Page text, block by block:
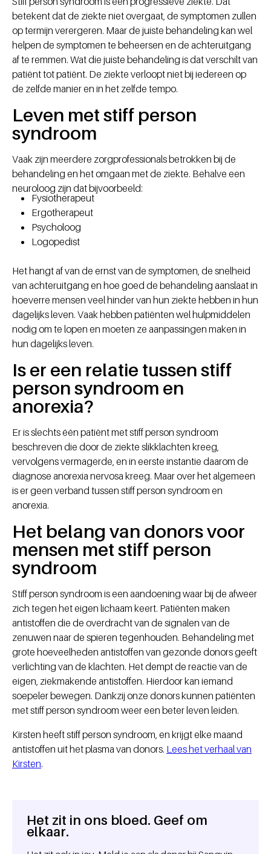
betekent dat de ziekte niet overgaat, de symptomen zullen
op termijn verergeren. Maar de juiste behandeling kan wel
helpen de symptomen te beheersen en de achteruitgang
af te remmen. Wat die juiste behandeling is dat verschilt van
patiënt tot patiënt. De ziekte verloopt niet bij iedereen op
de zelfde manier en in het zelfde tempo.
Leven met stiff person
syndroom
Vaak zijn meerdere zorgprofessionals betrokken bij de
behandeling en het omgaan met de ziekte. Behalve een
neuroloog zijn dat bijvoorbeeld:
Fysiotherapeut
Ergotherapeut
Psycholoog
Logopedist
Het hangt af van de ernst van de symptomen, de snelheid
van achteruitgang en hoe goed de behandeling aanslaat in
hoeverre mensen veel hinder van hun ziekte hebben in hun
dagelijks leven. Vaak hebben patiënten wel hulpmiddelen
nodig om te lopen en moeten ze aanpassingen maken in
hun dagelijks leven.
Is er een relatie tussen stiff
person syndroom en
anorexia?
Er is slechts één patiënt met stiff person syndroom
beschreven die door de ziekte slikklachten kreeg,
vervolgens vermagerde, en in eerste instantie daarom de
diagnose anorexia nervosa kreeg. Maar over het algemeen
is er geen verband tussen stiff person syndroom en
anorexia.
Het belang van donors voor
mensen met stiff person
syndroom
Stiff person syndroom is een aandoening waar bij de afweer
zich tegen het eigen lichaam keert. Patiënten maken
antistoffen die de overdracht van de signalen van de
zenuwen naar de spieren tegenhouden. Behandeling met
grote hoeveelheden antistoffen van gezonde donors geeft
verlichting van de klachten. Het dempt de reactie van de
eigen, ziekmakende antistoffen. Hierdoor kan iemand
soepeler bewegen. Dankzij onze donors kunnen patiënten
met stiff person syndroom weer een beter leven leiden.
Kirsten heeft stiff person syndroom, en krijgt elke maand
antistoffen uit het plasma van donors. Lees het verhaal van
Kirsten.
Algemene informatie
Het zit in ons bloed. Geef om
elkaar.